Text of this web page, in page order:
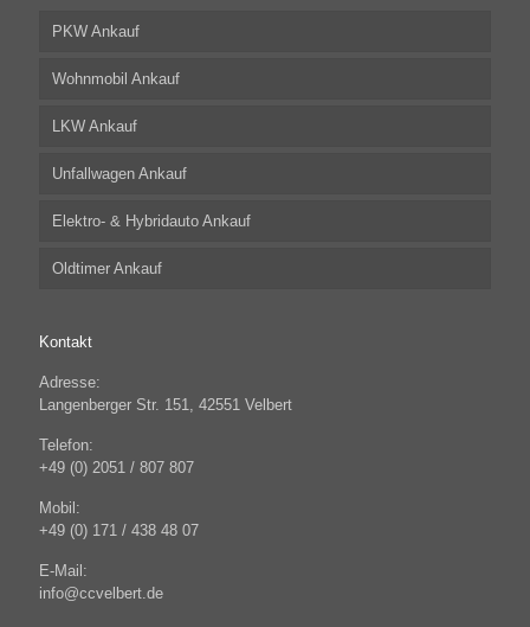
PKW Ankauf
Wohnmobil Ankauf
LKW Ankauf
Unfallwagen Ankauf
Elektro- & Hybridauto Ankauf
Oldtimer Ankauf
Kontakt
Adresse:
Langenberger Str. 151, 42551 Velbert
Telefon:
+49 (0) 2051 / 807 807
Mobil:
+49 (0) 171 / 438 48 07
E-Mail:
info@ccvelbert.de